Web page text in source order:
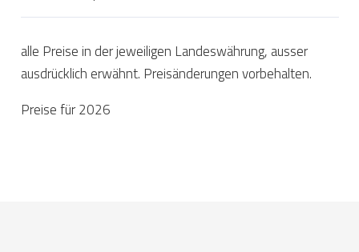
alle Preise in der jeweiligen Landeswährung, ausser
ausdrücklich erwähnt. Preisänderungen vorbehalten.
Preise für 2026